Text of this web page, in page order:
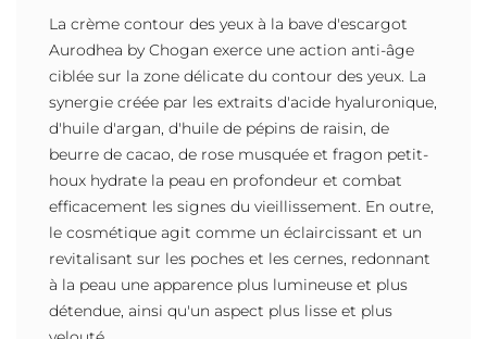
La crème contour des yeux à la bave d'escargot
Aurodhea by Chogan exerce une action anti-âge
ciblée sur la zone délicate du contour des yeux. La
synergie créée par les extraits d'acide hyaluronique,
d'huile d'argan, d'huile de pépins de raisin, de
beurre de cacao, de rose musquée et fragon petit-
houx hydrate la peau en profondeur et combat
efficacement les signes du vieillissement. En outre,
le cosmétique agit comme un éclaircissant et un
revitalisant sur les poches et les cernes, redonnant
à la peau une apparence plus lumineuse et plus
détendue, ainsi qu'un aspect plus lisse et plus